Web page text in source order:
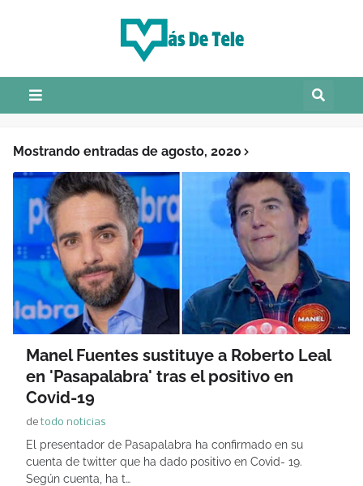
Mostrando entradas de agosto, 2020
Manel Fuentes sustituye a Roberto Leal
en 'Pasapalabra' tras el positivo en
Covid-19
de todo noticias
El presentador de Pasapalabra ha confirmado en su
cuenta de twitter que ha dado positivo en Covid- 19.
Según cuenta, ha t…